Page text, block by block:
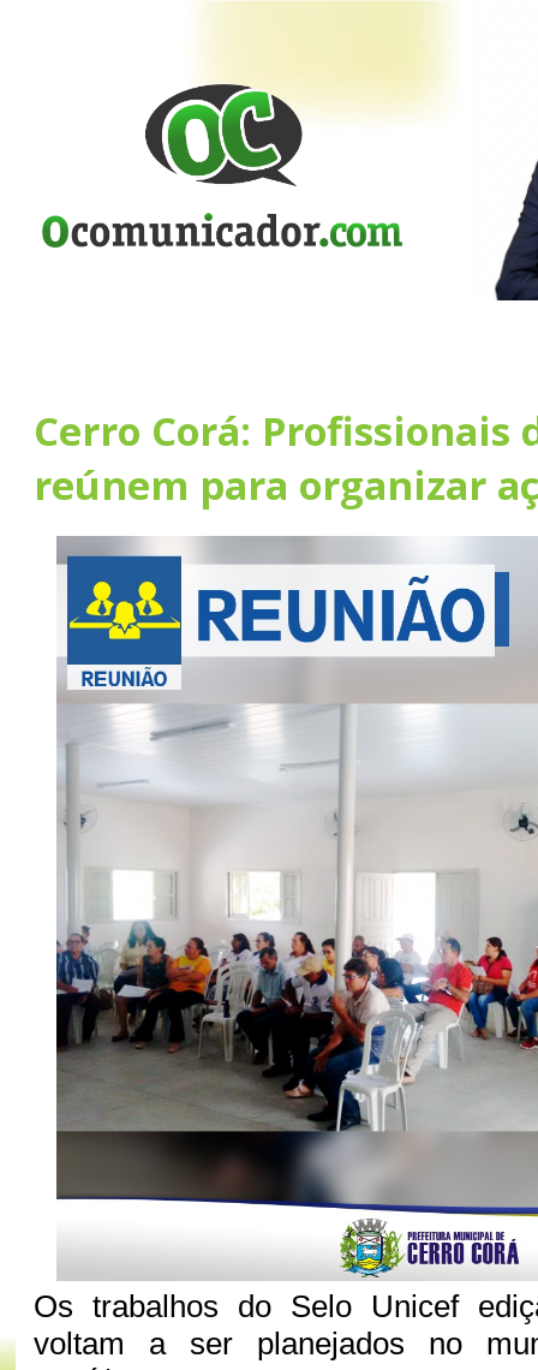
Cerro Corá: Profissionais
reúnem para organizar
Os trabalhos do Selo Unicef
voltam a ser planejados no